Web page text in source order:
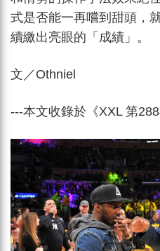
式是否能一再嚐到甜頭，
續繳出亮眼的「成績」。
文／Othniel
---本文收錄於《XXL 第